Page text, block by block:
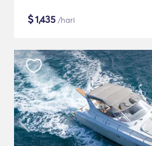
$1,435 /hari